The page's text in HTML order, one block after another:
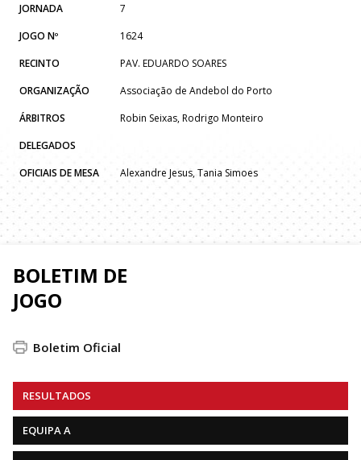
JORNADA
7
JOGO Nº
1624
RECINTO
PAV. EDUARDO SOARES
ORGANIZAÇÃO
Associação de Andebol do Porto
ÁRBITROS
Robin Seixas, Rodrigo Monteiro
DELEGADOS
OFICIAIS DE MESA
Alexandre Jesus, Tania Simoes
BOLETIM DE
JOGO
Boletim Oficial
RESULTADOS
EQUIPA A